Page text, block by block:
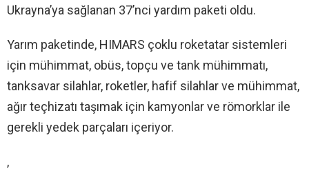
Ukrayna’ya sağlanan 37’nci yardım paketi oldu.
Yarım paketinde, HIMARS çoklu roketatar sistemleri
için mühimmat, obüs, topçu ve tank mühimmatı,
tanksavar silahlar, roketler, hafif silahlar ve mühimmat,
ağır teçhizatı taşımak için kamyonlar ve römorklar ile
gerekli yedek parçaları içeriyor.
,